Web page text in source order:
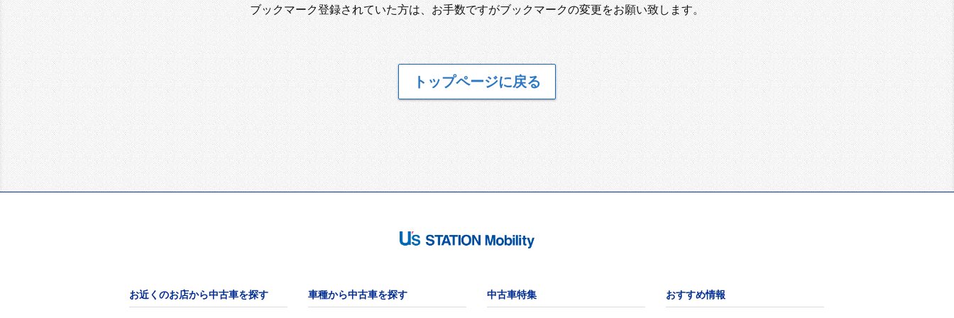
ブックマーク登録されていた方は、お手数ですがブックマークの変更をお願い致します。
トップページに戻る
お近くのお店から中古車を探す 車種から中古車を探す 中古車特集 おすすめ情報